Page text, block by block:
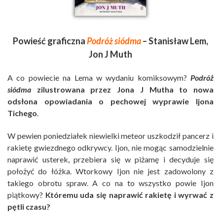
Powieść graficznaPodróż siódma– Stanisław Lem,
Jon J Muth
A co powiecie na Lema w wydaniu komiksowym? Podróż
siódma zilustrowana przez Jona J Mutha to nowa
odsłona opowiadania o pechowej wyprawie Ijona
Tichego.
W pewien poniedziałek niewielki meteor uszkodził pancerz i
rakietę gwiezdnego odkrywcy. Ijon, nie mogąc samodzielnie
naprawić usterek, przebiera się w piżamę i decyduje się
położyć do łóżka. Wtorkowy Ijon nie jest zadowolony z
takiego obrotu spraw. A co na to wszystko powie Ijon
piątkowy? Któremu uda się naprawić rakietę i wyrwać z
pętli czasu?